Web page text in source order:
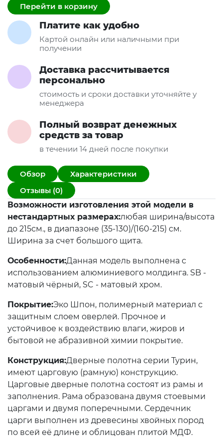
Перейти в корзину
Платите как удобно
Картой онлайн или наличными при
получении
Доставка рассчитывается
персонально
стоимость и сроки доставки уточняйте у
менеджера
Полный возврат денежных
средств за товар
в течении 14 дней после покупки
Обзор
Характеристики
Отзывы (0)
Возможности изготовления этой модели в
нестандартных размерах:любая ширина/высота
до 215см., в диапазоне (35-130)/(160-215) см.
Ширина за счет большого щита.
Особенности:Данная модель выполнена с
использованием алюминиевого молдинга. SB -
матовый чёрный, SC - матовый хром.
Покрытие:Эко Шпон, полимерный материал с
защитным слоем оверлей. Прочное и
устойчивое к воздействию влаги, жиров и
бытовой не абразивной химии покрытие.
Конструкция:Дверные полотна серии Турин,
имеют царговую (рамную) конструкцию.
Царговые дверные полотна состоят из рамы и
заполнения. Рама образована двумя стоевыми
царгами и двумя поперечными. Сердечник
царги выполнен из древесины хвойных пород
по всей её длине и облицован плитой МДФ.